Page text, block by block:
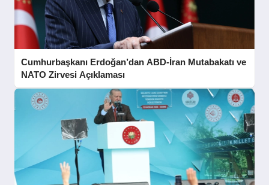
Cumhurbaşkanı Erdoğan’dan ABD-İran Mutabakatı ve
NATO Zirvesi Açıklaması